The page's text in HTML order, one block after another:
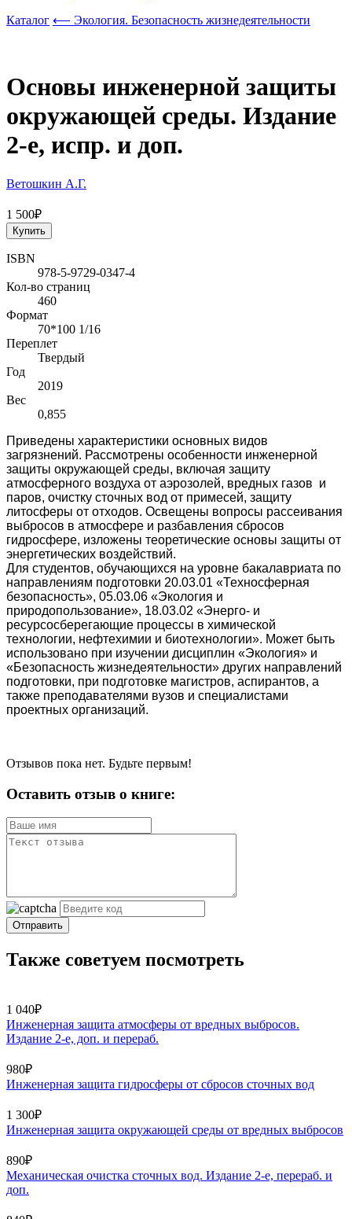
Каталог ⟵ Экология. Безопасность жизнедеятельности
Основы инженерной защиты
окружающей среды. Издание
2-е, испр. и доп.
Ветошкин А.Г.
1 500₽
Купить
ISBN
978-5-9729-0347-4
Кол-во страниц
460
Формат
70*100 1/16
Переплет
Твердый
Год
2019
Вес
0,855
Приведены характеристики основных видов
загрязнений. Рассмотрены особенности инженерной
защиты окружающей среды, включая защиту
атмосферного воздуха от аэрозолей, вредных газов и
паров, очистку сточных вод от примесей, защиту
литосферы от отходов. Освещены вопросы рассеивания
выбросов в атмосфере и разбавления сбросов
гидросфере, изложены теоретические основы защиты от
энергетических воздействий.
Для студентов, обучающихся на уровне бакалавриата по
направлениям подготовки 20.03.01 «Техносферная
безопасность», 05.03.06 «Экология и
природопользование», 18.03.02 «Энерго- и
ресурсосберегающие процессы в химической
технологии, нефтехимии и биотехнологии». Может быть
использовано при изучении дисциплин «Экология» и
«Безопасность жизнедеятельности» других направлений
подготовки, при подготовке магистров, аспирантов, а
также преподавателями вузов и специалистами
проектных организаций.
Отзывов пока нет. Будьте первым!
Оставить отзыв о книге:
Отправить
Также советуем посмотреть
1 040₽
Инженерная защита атмосферы от вредных выбросов.
Издание 2-е, доп. и перераб.
980₽
Инженерная защита гидросферы от сбросов сточных вод
1 300₽
Инженерная защита окружающей среды от вредных выбросов
890₽
Механическая очистка сточных вод. Издание 2-е, перераб. и
доп.